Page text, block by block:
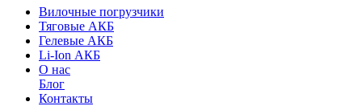
Вилочные погрузчики
Тяговые АКБ
Гелевые АКБ
Li-Ion АКБ
О нас
Блог
Контакты